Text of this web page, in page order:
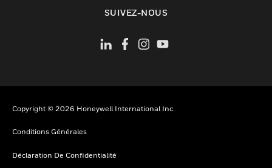
SUIVEZ-NOUS
Copyright © 2026 Honeywell International Inc.
Conditions Générales
Déclaration De Confidentialité